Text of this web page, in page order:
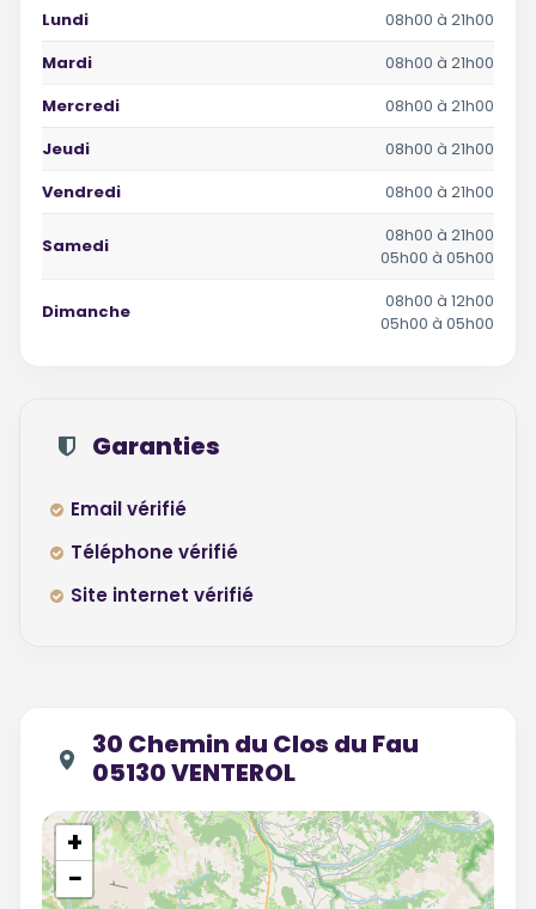
Lundi
08h00 à 21h00
Mardi
08h00 à 21h00
Mercredi
08h00 à 21h00
Jeudi
08h00 à 21h00
Vendredi
08h00 à 21h00
Samedi
08h00 à 21h00
05h00 à 05h00
Dimanche
08h00 à 12h00
05h00 à 05h00
Garanties
Email vérifié
Téléphone vérifié
Site internet vérifié
30 Chemin du Clos du Fau
05130 VENTEROL
+
−